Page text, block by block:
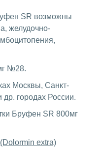
SR возможны
желудочно-
№28.
Москвы, Санкт-
др. городах России.
Бруфен SR 800мг
extra)